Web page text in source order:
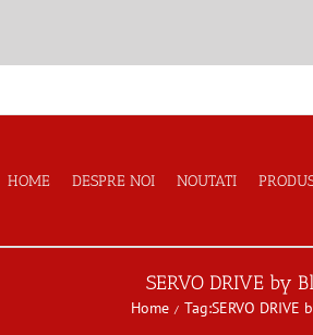
HOME DESPRE NOI NOUTATI
SERVO DRIVE by
Home Tag:SERVO DRIVE